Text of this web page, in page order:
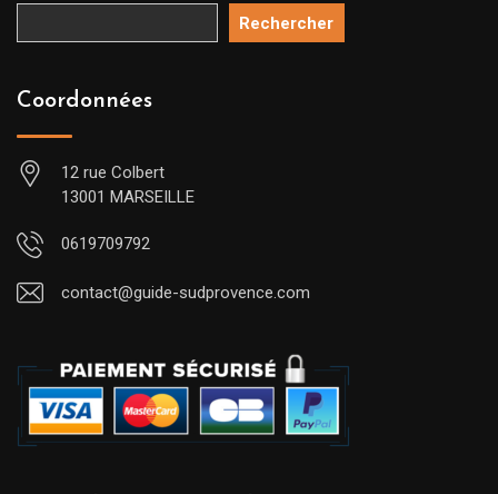
Rechercher
Coordonnées
12 rue Colbert
13001 MARSEILLE
0619709792
contact@guide-sudprovence.com